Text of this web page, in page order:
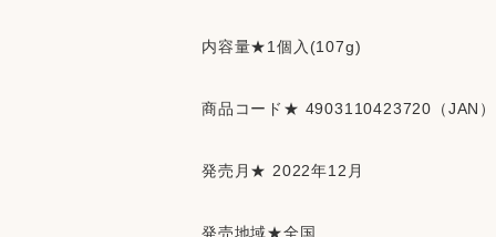
内容量★1個入(107g)
商品コード★ 4903110423720（JAN）
発売月★ 2022年12月
発売地域★全国